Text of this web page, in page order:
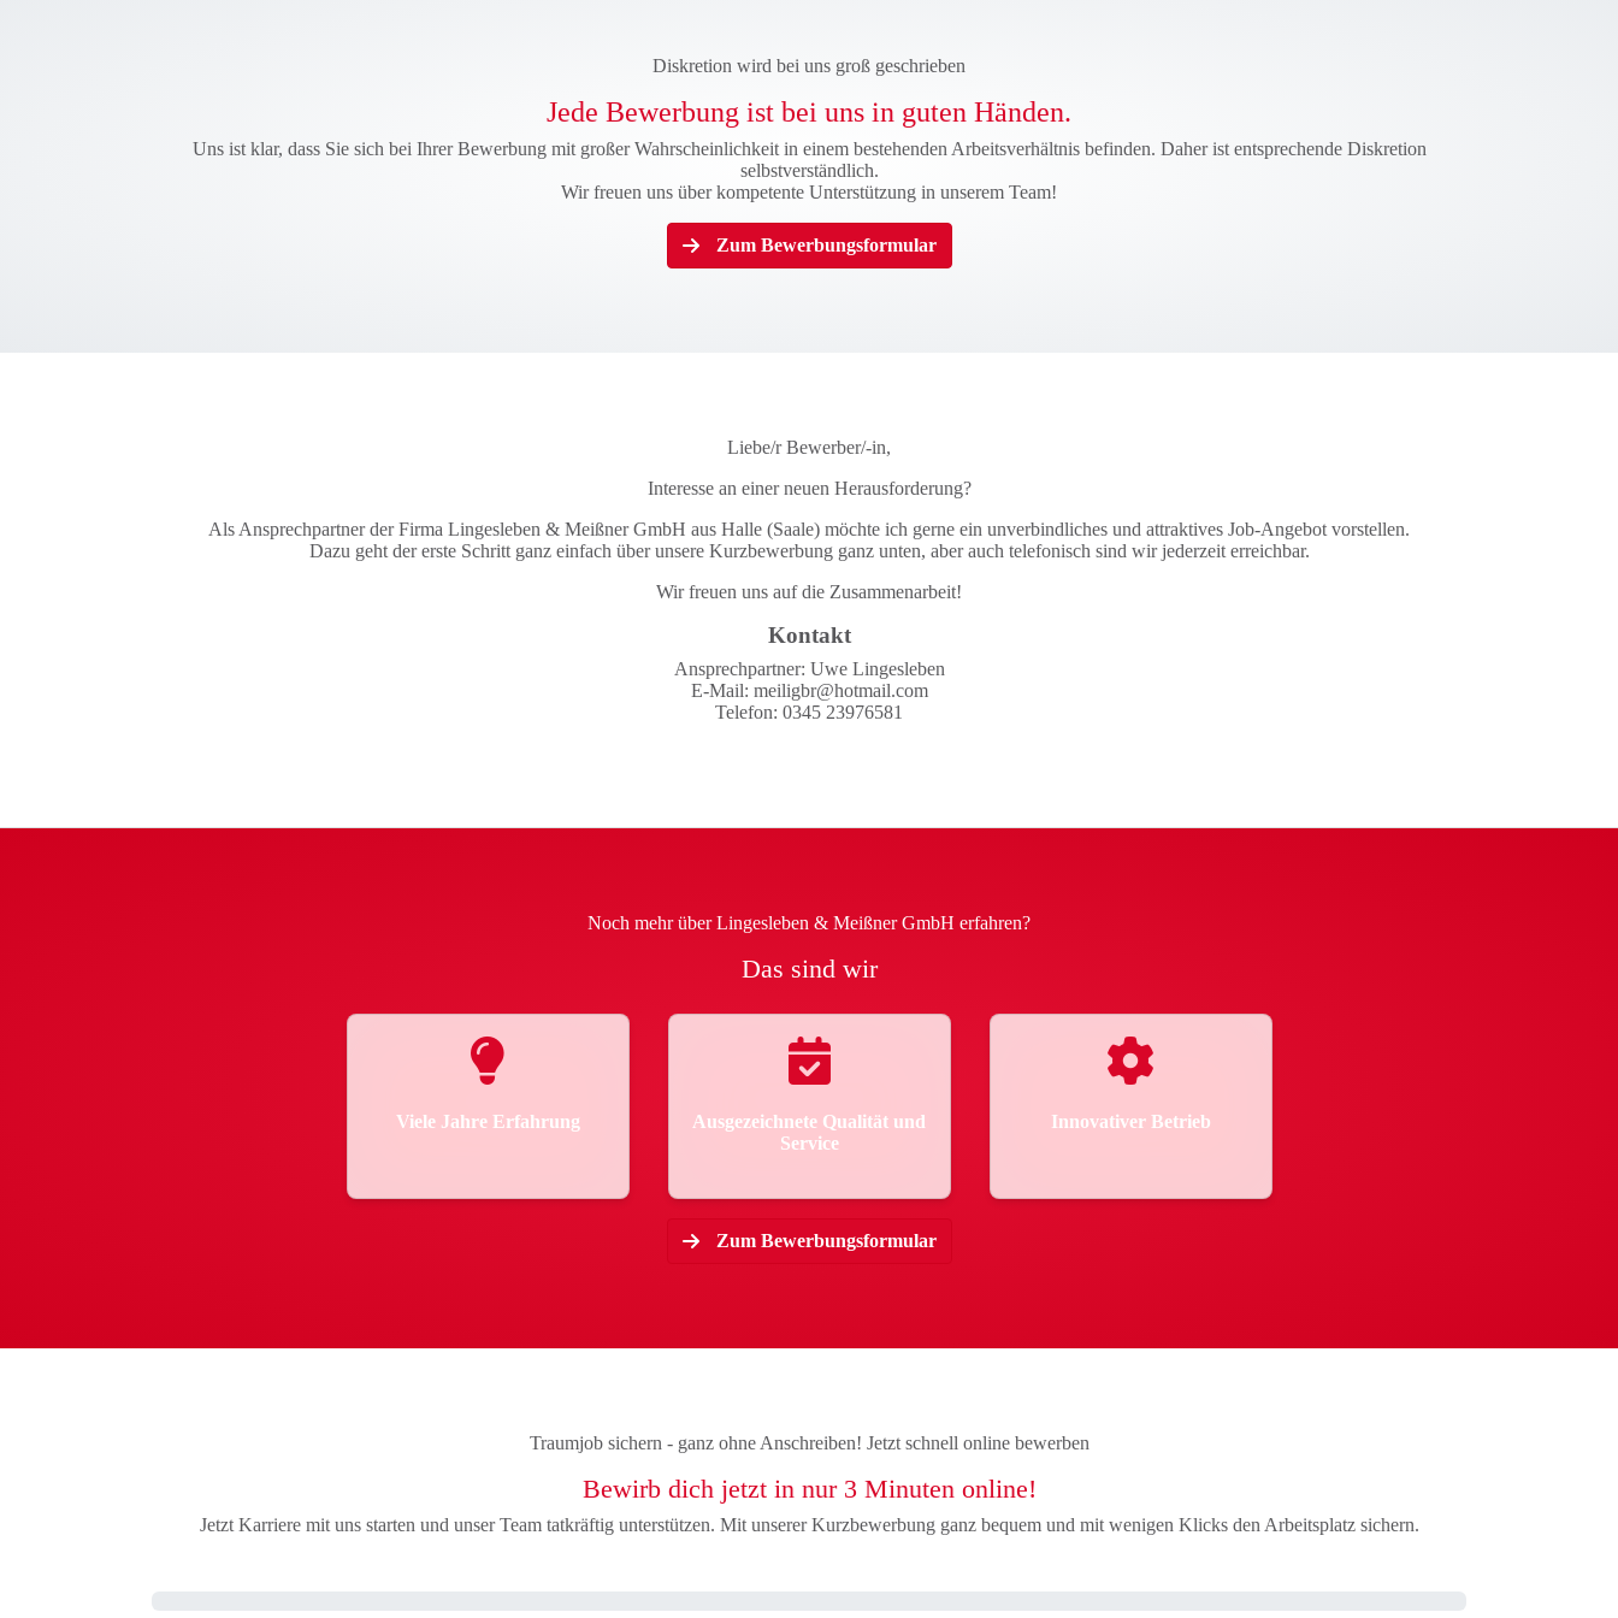
Diskretion wird bei uns groß geschrieben
Jede Bewerbung ist bei uns in guten Händen.
Uns ist klar, dass Sie sich bei Ihrer Bewerbung mit großer Wahrscheinlichkeit in einem bestehenden Arbeitsverhältnis befinden. Daher ist entsprechende Diskretion
selbstverständlich.
Wir freuen uns über kompetente Unterstützung in unserem Team!
Zum Bewerbungsformular
Liebe/r Bewerber/-in,
Interesse an einer neuen Herausforderung?
Als Ansprechpartner der Firma Lingesleben & Meißner GmbH aus Halle (Saale) möchte ich gerne ein unverbindliches und attraktives Job-Angebot vorstellen.
Dazu geht der erste Schritt ganz einfach über unsere Kurzbewerbung ganz unten, aber auch telefonisch sind wir jederzeit erreichbar.
Wir freuen uns auf die Zusammenarbeit!
Kontakt
Ansprechpartner: Uwe Lingesleben
E-Mail: meiligbr@hotmail.com
Telefon: 0345 23976581
Noch mehr über Lingesleben & Meißner GmbH erfahren?
Das sind wir
Viele Jahre Erfahrung
Ausgezeichnete Qualität und
Service
Innovativer Betrieb
Zum Bewerbungsformular
Traumjob sichern - ganz ohne Anschreiben! Jetzt schnell online bewerben
Bewirb dich jetzt in nur 3 Minuten online!
Jetzt Karriere mit uns starten und unser Team tatkräftig unterstützen. Mit unserer Kurzbewerbung ganz bequem und mit wenigen Klicks den Arbeitsplatz sichern.